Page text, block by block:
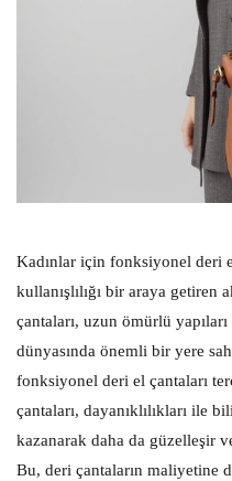
Kadınlar için fonksiyonel deri
kullanışlılığı bir araya getiren
çantaları, uzun ömürlü
dünyasında önemli bir yere
fonksiyonel deri el çantaları
çantaları, dayanıklılıkları ile
kazanarak daha da güzelleşir
Bu, deri çantaların maliyetine